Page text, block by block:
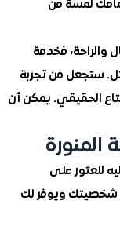
من
فخدمة
من تجربة
يمكن أن
على
ويوفر لك